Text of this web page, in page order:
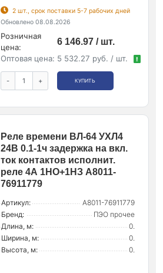
2 шт., срок поставки 5-7 рабочих дней
Обновлено 08.08.2026
Розничная
цена:
6 146.97 / шт.
Оптовая цена: 5 532.27 руб. / шт. !
- + КУПИТЬ
Реле времени ВЛ-64 УХЛ4
24В 0.1-1ч задержка на вкл.
ток контактов исполнит.
реле 4А 1НО+1НЗ A8011-
76911779
Артикул:
A8011-76911779
Бренд:
ПЭО прочее
Длина, м:
0.
Ширина, м:
0.
Высота, м:
0.